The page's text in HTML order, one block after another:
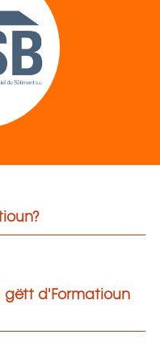
gëtt d'Formatioun